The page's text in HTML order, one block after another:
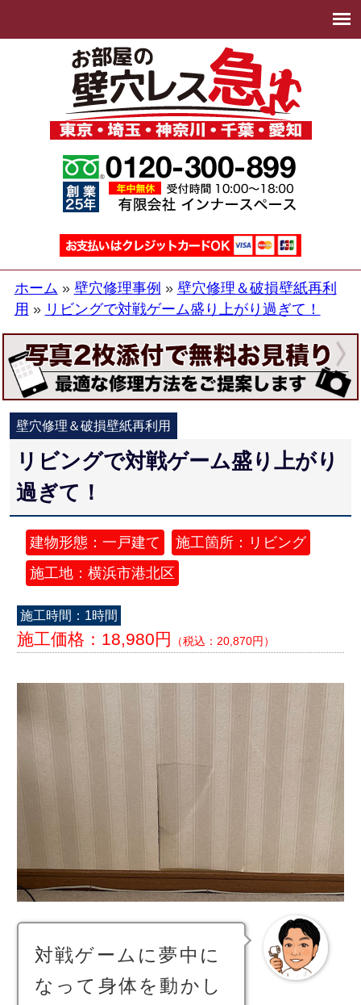
ホーム 壁穴修理事例
壁穴修理＆破損壁紙再利
用
リビングで対戦ゲーム盛り上がり過ぎて！
壁穴修理＆破損壁紙再利用
リビングで対戦ゲーム盛り上がり
過ぎて！
建物形態：一戸建て
施工箇所：リビング
施工地：横浜市港北区
施工時間：1時間
施工価格：18,980円 （税込：20,870円）
対戦ゲームに夢中に
なって身体を動かし